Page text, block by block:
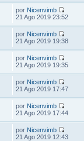
por Nicenvimb
21 Ago 2019 23:52
por Nicenvimb
21 Ago 2019 19:38
por Nicenvimb
21 Ago 2019 19:35
por Nicenvimb
21 Ago 2019 17:47
por Nicenvimb
21 Ago 2019 17:44
por Nicenvimb
21 Ago 2019 12:43